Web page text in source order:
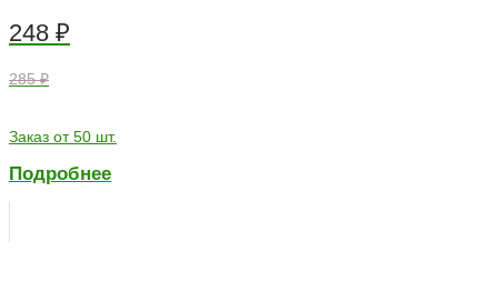
248 ₽
285 ₽
Заказ от 50 шт.
Подробнее